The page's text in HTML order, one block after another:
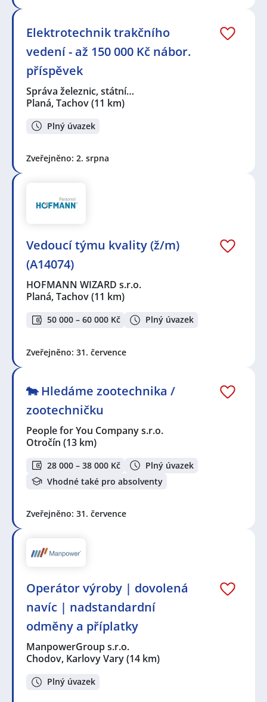
Elektrotechnik trakčního
vedení - až 150 000 Kč nábor.
příspěvek
Správa železnic, státní…
Planá, Tachov(11 km)
Plný úvazek
Zveřejněno: 2. srpna
Vedoucí týmu kvality (ž/m)
(A14074)
HOFMANN WIZARD s.r.o.
Planá, Tachov(11 km)
50 000 – 60 000 Kč Plný úvazek
Zveřejněno: 31. července
🐄 Hledáme zootechnika /
zootechničku
People for You Company s.r.o.
Otročín (13 km)
28 000 – 38 000 Kč
Plný úvazek
Vhodné také pro absolventy
Zveřejněno: 31. července
Operátor výroby | dovolená
navíc | nadstandardní
odměny a příplatky
ManpowerGroup s.r.o.
Chodov, Karlovy Vary(14 km)
Plný úvazek